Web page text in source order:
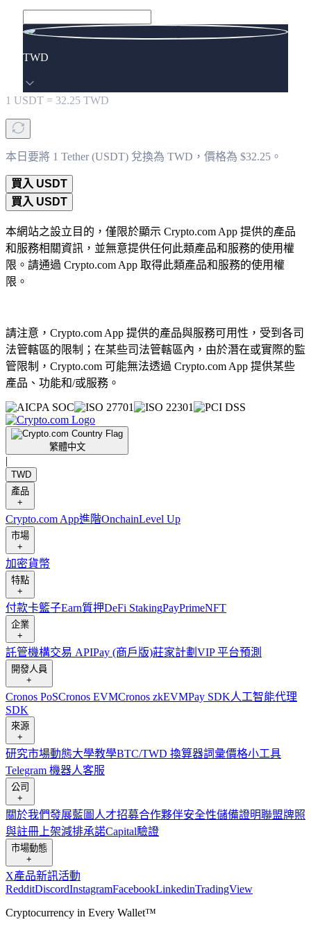
TWD
1 USDT = 32.25 TWD
本日要將 1 Tether (USDT) 兌換為 TWD，價格為 $32.25。
買入 USDT
買入 USDT
本網站之設立目的，僅限於顯示 Crypto.com App 提供的產品
和服務相關資訊，並無意提供任何此類產品和服務的使用權
限。請通過 Crypto.com App 取得此類產品和服務的使用權
限。
請注意，Crypto.com App 提供的產品與服務可用性，受到各司
法管轄區的限制；在某些司法管轄區內，由於潛在或實際的監
管限制，Crypto.com 可能無法透過 Crypto.com App 提供某些
產品、功能和/或服務。
繁體中文
|
TWD
產品
+
Crypto.com App進階OnchainLevel Up
市場
+
加密貨幣
特點
+
付款卡籃子Earn質押DeFi StakingPayPrimeNFT
企業
+
託管機構交易 APIPay (商戶版)莊家計劃 VIP 平台預測
開發人員
+
Cronos PoSCronos EVMCronos zkEVMPay SDK人工智能代理
SDK
來源
+
研究市場動態大學教學BTC/TWD 換算器詞彙價格小工具
Telegram 機器人客服
公司
+
關於我們發展藍圖 人才招募合作夥伴安全性儲備證明聯盟牌照
與註冊 上架減排承諾Capital驗證
市場動態
+
X產品新訊活動
RedditDiscordInstagramFacebookLinkedinTradingView
Cryptocurrency in Every Wallet™